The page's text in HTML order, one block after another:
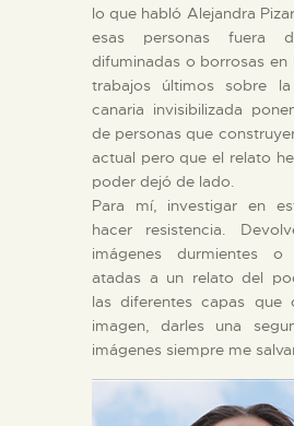
lo que habló Alejandra
esas personas fuera
difuminadas o borrosas en
trabajos últimos sobre
canaria invisibilizada
de personas que
actual pero que el relato
poder dejó de lado.
Para mí, investigar en
hacer resistencia.
imágenes durmientes
atadas a un relato del
las diferentes capas que
imagen, darles una
imágenes siempre me